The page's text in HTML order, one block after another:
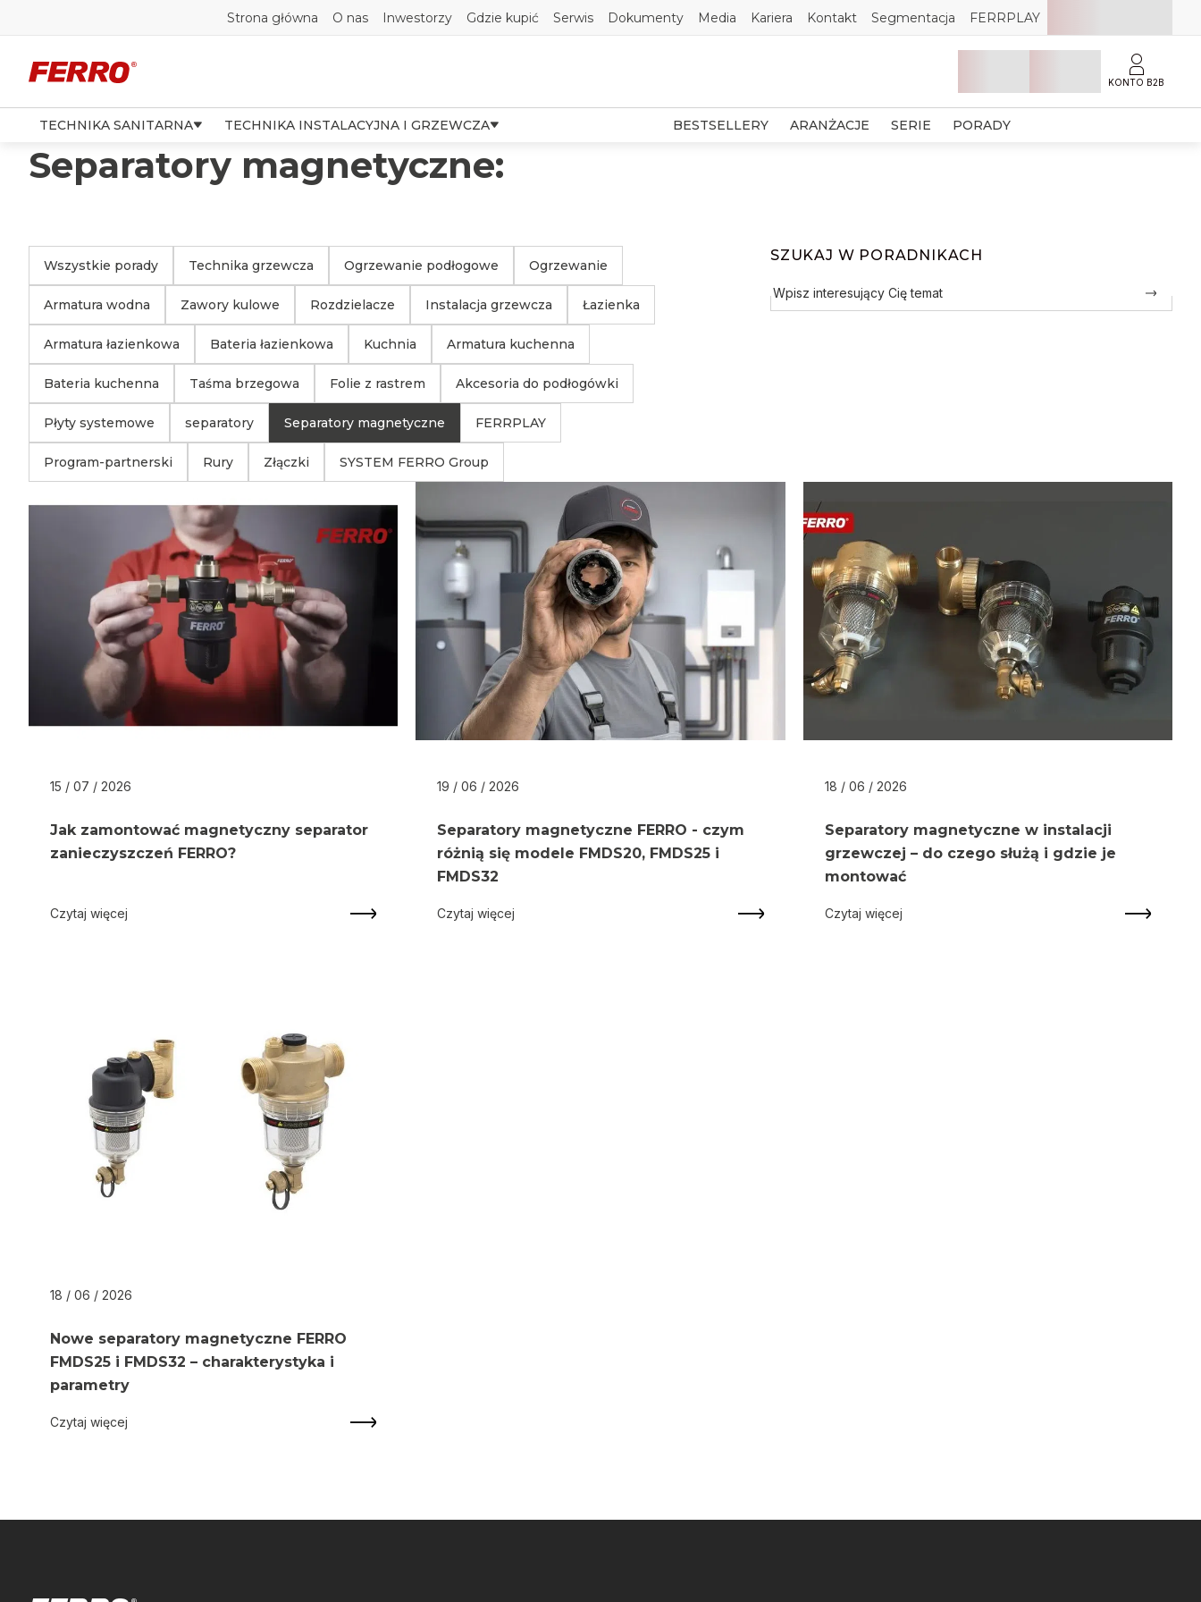
Strona główna O nas Inwestorzy Gdzie kupić Serwis Dokumenty Media Kariera Kontakt Segmentacja FERRPLAY
KONTO B2B
TECHNIKA SANITARNA TECHNIKA INSTALACYJNA I GRZEWCZA BESTSELLERY ARANŻACJE SERIE PORADY
Separatory magnetyczne:
Wszystkie porady Technika grzewcza Ogrzewanie podłogowe Ogrzewanie
Armatura wodna Zawory kulowe Rozdzielacze Instalacja grzewcza Łazienka
Armatura łazienkowa Bateria łazienkowa Kuchnia Armatura kuchenna
Bateria kuchenna Taśma brzegowa Folie z rastrem Akcesoria do podłogówki
Płyty systemowe separatory Separatory magnetyczne FERRPLAY
Program-partnerski Rury Złączki SYSTEM FERRO Group
SZUKAJ W PORADNIKACH
15 / 07 / 2026
Jak zamontować magnetyczny separator
zanieczyszczeń FERRO?
Czytaj więcej
19 / 06 / 2026
Separatory magnetyczne FERRO - czym
różnią się modele FMDS20, FMDS25 i
FMDS32
Czytaj więcej
18 / 06 / 2026
Separatory magnetyczne w instalacji
grzewczej – do czego służą i gdzie je
montować
Czytaj więcej
18 / 06 / 2026
Nowe separatory magnetyczne FERRO
FMDS25 i FMDS32 – charakterystyka i
parametry
Czytaj więcej